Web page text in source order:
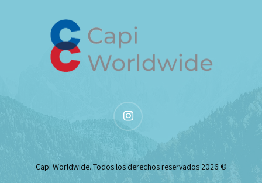
instagram
© 2026 Capi Worldwide. Todos los derechos reservados